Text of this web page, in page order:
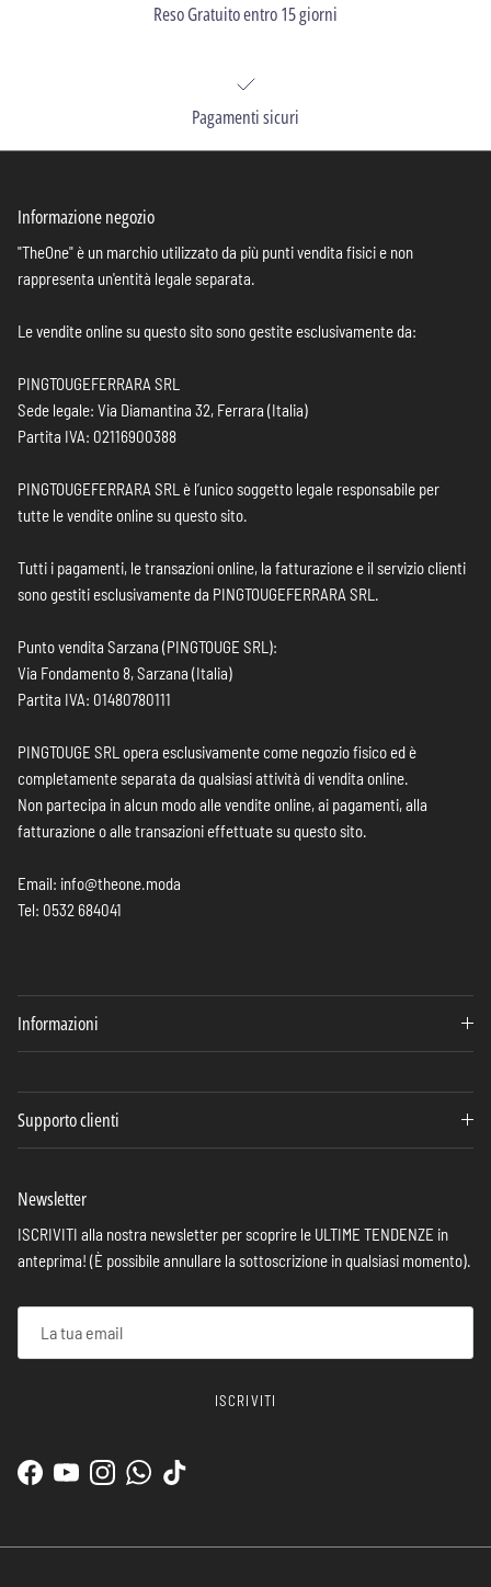
Reso Gratuito entro 15 giorni
Pagamenti sicuri
Informazione negozio
"TheOne" è un marchio utilizzato da più punti vendita fisici e non
rappresenta un'entità legale separata.
Le vendite online su questo sito sono gestite esclusivamente da:
PINGTOUGEFERRARA SRL
Sede legale: Via Diamantina 32, Ferrara (Italia)
Partita IVA: 02116900388
PINGTOUGEFERRARA SRL è l’unico soggetto legale responsabile per
tutte le vendite online su questo sito.
Tutti i pagamenti, le transazioni online, la fatturazione e il servizio clienti
sono gestiti esclusivamente da PINGTOUGEFERRARA SRL.
Punto vendita Sarzana (PINGTOUGE SRL):
Via Fondamento 8, Sarzana (Italia)
Partita IVA: 01480780111
PINGTOUGE SRL opera esclusivamente come negozio fisico ed è
completamente separata da qualsiasi attività di vendita online.
Non partecipa in alcun modo alle vendite online, ai pagamenti, alla
fatturazione o alle transazioni effettuate su questo sito.
Email: info@theone.moda
Tel: 0532 684041
Informazioni
Supporto clienti
Newsletter
ISCRIVITI alla nostra newsletter per scoprire le ULTIME TENDENZE in
anteprima! (È possibile annullare la sottoscrizione in qualsiasi momento).
ISCRIVITI
FacebookYouTubeInstagramWhatsAppTikTok